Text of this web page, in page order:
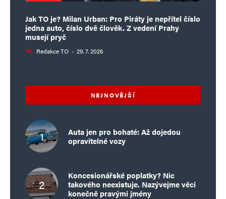
Jak TO je? Milan Urban: Pro Piráty je nepřítel číslo
jedna auto, číslo dvě člověk. Z vedení Prahy
musejí pryč
Redakce TO · 29. 7. 2026
NEJNOVĚJŠÍ
Auta jen pro bohaté: Až dojedou
opravitelné vozy
Koncesionářské poplatky? Nic
takového neexistuje. Nazývejme věci
konečně pravými jmény